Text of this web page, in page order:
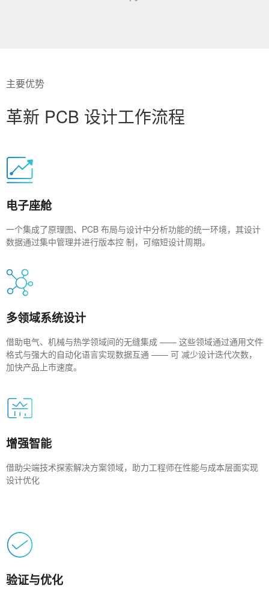
主要优势
革新 PCB 设计工作流程
电子座舱
一个集成了原理图、PCB 布局与设计中分析功能的统一环境，其设计
数据通过集中管理并进行版本控 制，可缩短设计周期。
多领域系统设计
借助电气、机械与热学领域间的无缝集成 —— 这些领域通过通用文件
格式与强大的自动化语言实现数据互通 —— 可 减少设计迭代次数，
加快产品上市速度。
增强智能
借助尖端技术探索解决方案领域，助力工程师在性能与成本层面实现
设计优化
验证与优化